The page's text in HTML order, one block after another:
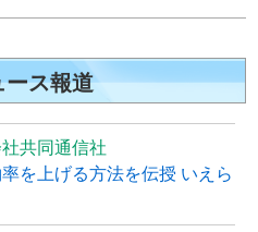
ース報道
共同通信社
を上げる方法を伝授 いえら